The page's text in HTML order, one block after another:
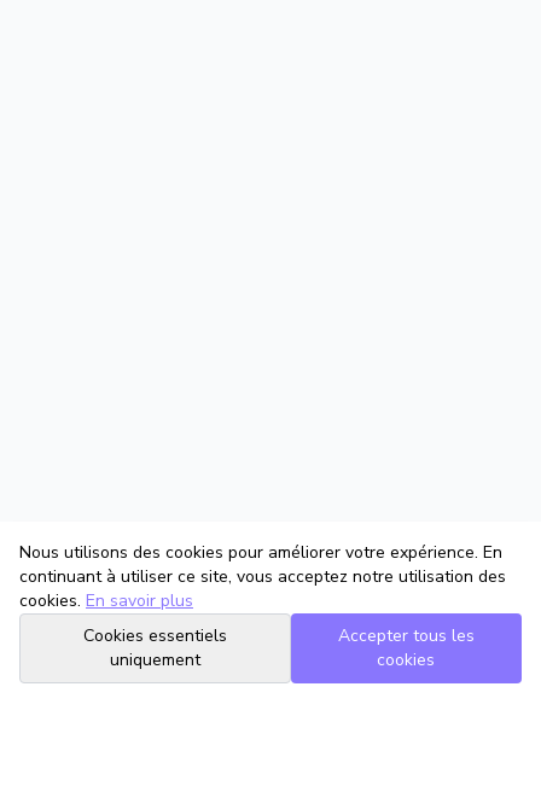
Nous utilisons des cookies pour améliorer votre expérience. En
continuant à utiliser ce site, vous acceptez notre utilisation des
cookies. En savoir plus
Cookies essentiels
uniquement
Accepter tous les
cookies